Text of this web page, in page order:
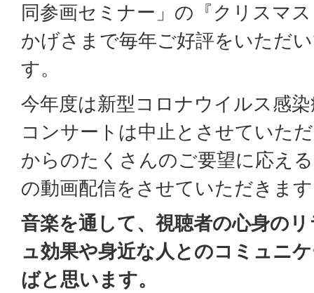
同参画セミナー」の『クリスマ
かげさまで毎年ご好評をいただ
す。
今年度は新型コロナウイルス感
コンサートは中止とさせていた
からのたくさんのご要望に応え
の動画配信をさせていただきま
音楽を通して、視聴者の心身の
ュ効果や身近な人とのコミュニ
ばと思います。